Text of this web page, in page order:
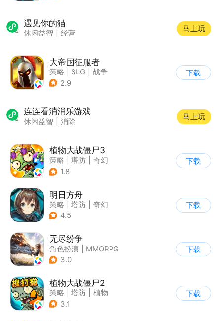
遇见你的猫
休闲益智 经营
马上玩
大帝国征服者
策略 SLG
战争
| 帝国时代
2.9
下载
连连看消消乐游戏
休闲益智 消除
马上玩
植物大战僵尸3
策略 塔防
奇幻
| 开放世界
1.8
下载
明日方舟
策略 塔防
奇幻
| 废土
4.5
下载
无尽纷争
角色扮演
MMORPG
| 奇幻
3.0
下载
植物大战僵尸2
策略 塔防
植物
| 植物大战僵尸
3.1
下载